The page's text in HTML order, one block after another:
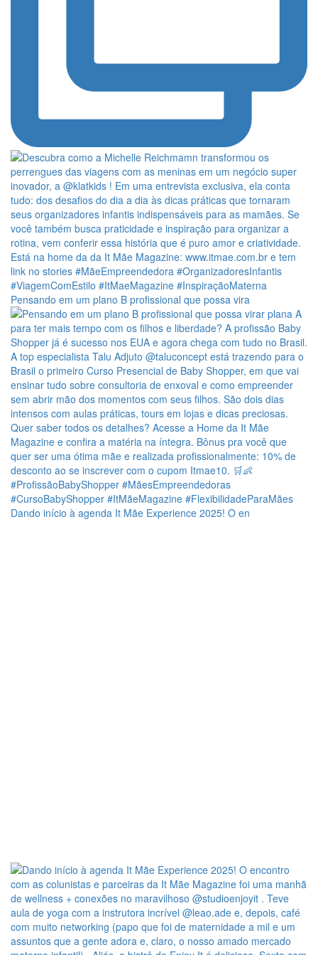
Pensando em um plano B profissional que possa vira
Dando início à agenda It Mãe Experience 2025! O en